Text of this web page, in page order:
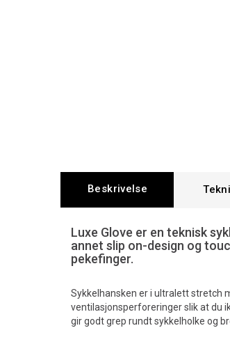
Beskrivelse
Luxe Glove er en teknisk
annet slip on-design og
pekefinger.
Sykkelhansken er i ultralett stretch
ventilasjonsperforeringer slik at du
gir godt grep rundt sykkelholke og